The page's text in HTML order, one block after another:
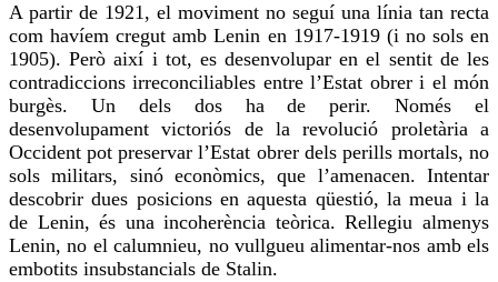
A partir de 1921, el moviment no seguí una línia tan recta
com havíem cregut amb Lenin en 1917-1919 (i no sols en
1905). Però així i tot, es desenvolupar en el sentit de les
contradiccions irreconciliables entre l’Estat obrer i el món
burgès. Un dels dos ha de perir. Només el
desenvolupament victoriós de la revolució proletària a
Occident pot preservar l’Estat obrer dels perills mortals, no
sols militars, sinó econòmics, que l’amenacen. Intentar
descobrir dues posicions en aquesta qüestió, la meua i la
de Lenin, és una incoherència teòrica. Rellegiu almenys
Lenin, no el calumnieu, no vullgueu alimentar-nos amb els
embotits insubstancials de Stalin.